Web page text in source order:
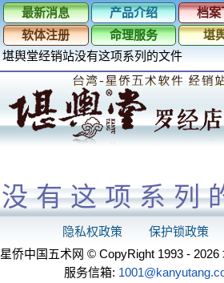
最新消息 产品介绍 档案
软体注册
命理服务 堪
堪舆堂经销站没有这项系列的文件
没有这项系列
隐私权政策 保护锁政策
星侨中国五术网 © CopyRight 1993 -
服务信箱: